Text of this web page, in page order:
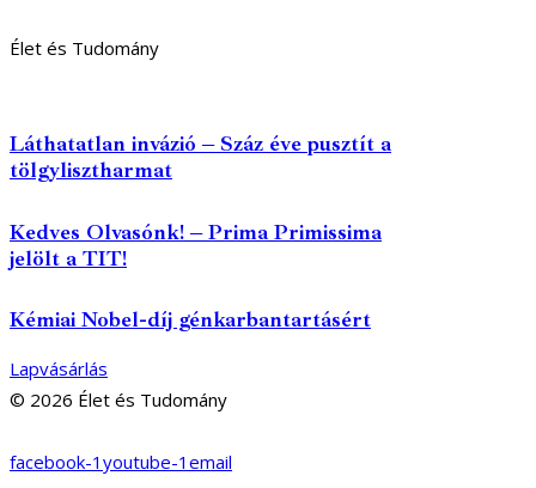
Élet és Tudomány
Láthatatlan invázió – Száz éve pusztít a
tölgylisztharmat
Kedves Olvasónk! – Prima Primissima
jelölt a TIT!
Kémiai Nobel-díj génkarbantartásért
Lapvásárlás
© 2026 Élet és Tudomány
facebook-1 youtube-1 email